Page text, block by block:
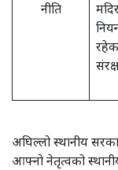
नीति
अघिल्लो स्थानीय
आफ्नो नेतृत्वको